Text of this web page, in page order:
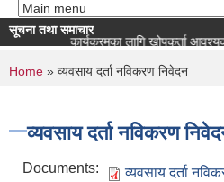
सूचना तथा समाचार
खोप कार्यक्रमका लागि खोपकर्ता आवश्यकता
You are here
Home » व्यवसाय दर्ता नविकरण निवेदन
व्यवसाय दर्ता नविकरण
Documents: व्यवसाय दर्ता